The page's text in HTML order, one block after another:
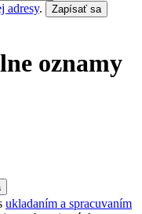
adresy. Zapísať sa
oznamy
ukladaním a spracuvaním